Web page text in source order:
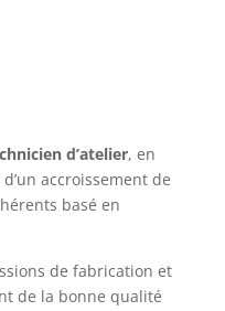
d’atelier, en
accroissement de
basé en
de fabrication et
de la bonne qualité